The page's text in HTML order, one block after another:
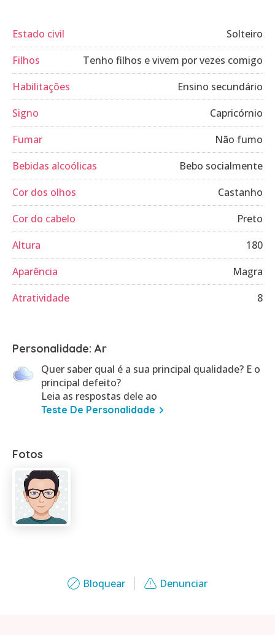
Bloquear Denunciar
Estado civil
Solteiro
Filhos
Tenho filhos e vivem por vezes comigo
Habilitações
Ensino secundário
Signo
Capricórnio
Fumar
Não fumo
Bebidas alcoólicas
Bebo socialmente
Cor dos olhos
Castanho
Cor do cabelo
Preto
Altura
180
Aparência
Magra
Atratividade
8
Personalidade: Ar
Quer saber qual é a sua principal qualidade? E o
principal defeito?
Leia as respostas dele ao
Teste De Personalidade
Fotos